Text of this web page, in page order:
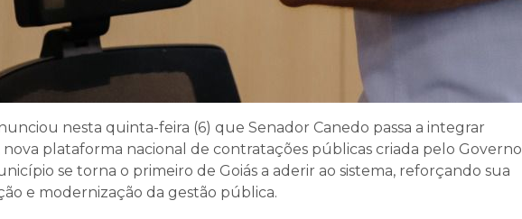
nesta quinta-feira (6) que Senador Canedo passa a integrar
plataforma nacional de contratações públicas criada pelo Governo
se torna o primeiro de Goiás a aderir ao sistema, reforçando sua
e modernização da gestão pública.